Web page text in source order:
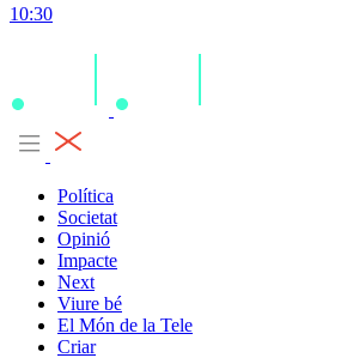
10:30
Política
Societat
Opinió
Impacte
Next
Viure bé
El Món de la Tele
Criar